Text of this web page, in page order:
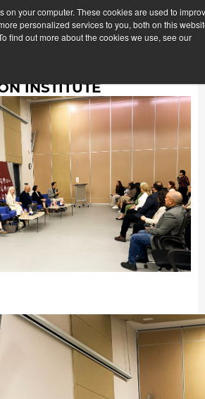
on your computer. These cookies are used to
personalized services to you, both on this
find out more about the cookies we use, see our
Prossima News
24 Aprile 2024
ALLA NEW
INSTITUTE